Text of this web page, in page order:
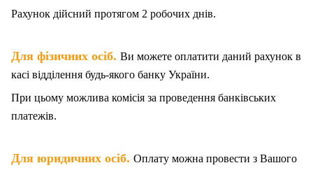
Рахунок дійсний протягом 2 робочих днів.
Для фізичних осіб. Ви можете оплатити даний рахунок в
касі відділення будь-якого банку України.
При цьому можлива комісія за проведення банківських
платежів.
Для юридичних осіб. Оплату можна провести з Вашого